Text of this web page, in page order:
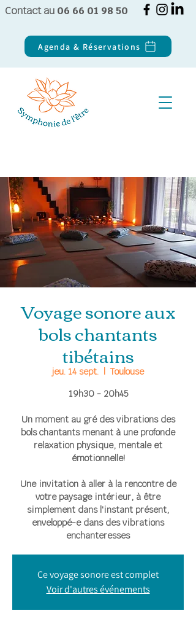
Contact au 06 66 01 98 50
Agenda & Réservations
Voyage sonore aux
bols chantants
tibétains
jeu. 14 sept.
Toulouse
19h30 - 20h45
Un moment au gré des vibrations des
bols chantants menant à une profonde
relaxation physique, mentale et
émotionnelle!
Une invitation à aller à la rencontre de
votre paysage intérieur, à être
simplement dans l'instant présent,
enveloppé-e dans des vibrations
enchanteresses
Ce voyage sonore est complet
Voir d'autres événements